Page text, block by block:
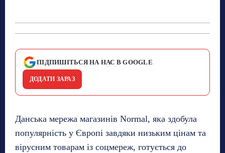
ПІДПИШІТЬСЯ НА НАС В GOOGLE
ДОДАТИ ЗАРАЗ
Данська мережа магазинів Normal, яка здобула
популярність у Європі завдяки низьким цінам та
вірусним товарам із соцмереж, готується до